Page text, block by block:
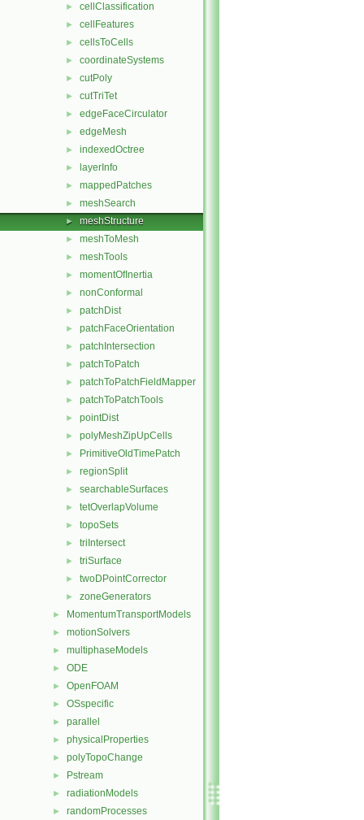
► cellClassification
► cellFeatures
► cellsToCells
► coordinateSystems
► cutPoly
► cutTriTet
► edgeFaceCirculator
► edgeMesh
► indexedOctree
► layerInfo
► mappedPatches
► meshSearch
► meshStructure
► meshToMesh
► meshTools
► momentOfInertia
► nonConformal
► patchDist
► patchFaceOrientation
► patchIntersection
► patchToPatch
► patchToPatchFieldMapper
► patchToPatchTools
► pointDist
► polyMeshZipUpCells
► PrimitiveOldTimePatch
► regionSplit
► searchableSurfaces
► tetOverlapVolume
► topoSets
► triIntersect
► triSurface
► twoDPointCorrector
► zoneGenerators
► MomentumTransportModels
► motionSolvers
► multiphaseModels
► ODE
► OpenFOAM
► OSspecific
► parallel
► physicalProperties
► polyTopoChange
► Pstream
► radiationModels
► randomProcesses